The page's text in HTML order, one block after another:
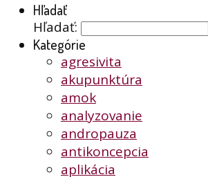
Hľadať
Hľadať:
Kategórie
agresivita
akupunktúra
amok
analyzovanie
andropauza
antikoncepcia
aplikácia